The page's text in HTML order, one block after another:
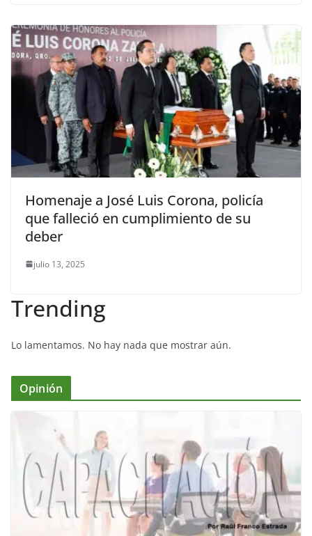
Homenaje a José Luis Corona, policía
que falleció en cumplimiento de su
deber
julio 13, 2025
Trending
Lo lamentamos. No hay nada que mostrar aún.
Opinión